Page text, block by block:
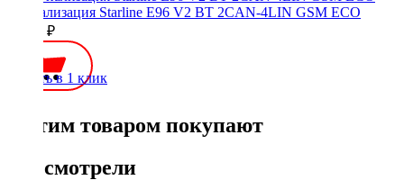
Сигнализация Starline E96 V2 BT 2CAN-4LIN GSM ECO
26750 ₽
Купить в 1 клик
С этим товаром покупают
Вы смотрели